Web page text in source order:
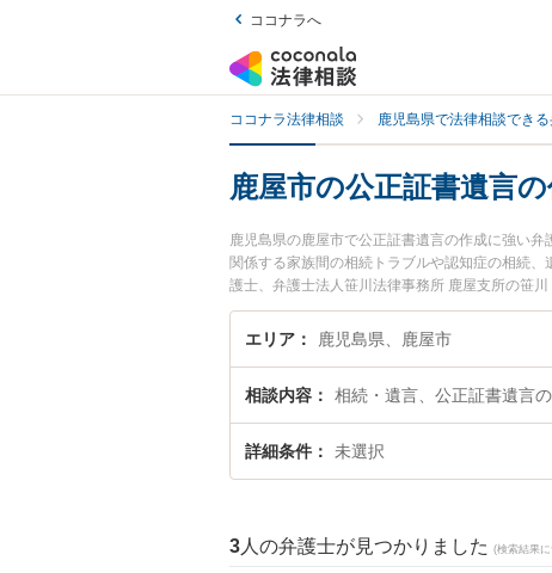
ココナラへ
ココナラ法律相談 鹿児島県で法律相談でき
鹿屋市の公正証書遺言
鹿児島県の鹿屋市で公正証書遺言の作成に強い
関係する家族間の相続トラブルや認知症の相続
護士、弁護士法人笹川法律事務所 鹿屋支所の笹
作成のトラブルを今すぐに弁護士に相談したい
できる鹿屋市内の弁護士に相談予約したい』な
エリア 鹿児島県、鹿屋市
相談内容 相続・遺言、公正証書遺言
詳細条件 未選択
3 人の弁護士が見つかりました (検索結果